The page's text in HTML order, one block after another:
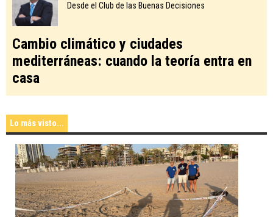
Desde el Club de las Buenas Decisiones
Cambio climático y ciudades
mediterráneas: cuando la teoría entra en
casa
Lo más visto...